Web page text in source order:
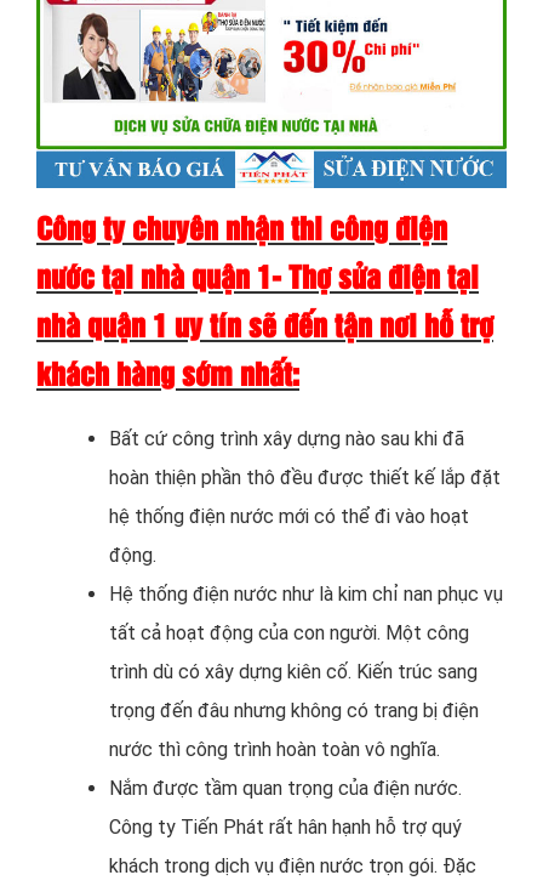
Công ty chuyên nhận thi công điện
nước tại nhà quận 1- Thợ sửa điện tại
nhà quận 1 uy tín sẽ đến tận nơi hỗ trợ
khách hàng sớm nhất:
Bất cứ công trình xây dựng nào sau khi đã
hoàn thiện phần thô đều được thiết kế lắp đặt
hệ thống điện nước mới có thể đi vào hoạt
động.
Hệ thống điện nước như là kim chỉ nan phục vụ
tất cả hoạt động của con người. Một công
trình dù có xây dựng kiên cố. Kiến trúc sang
trọng đến đâu nhưng không có trang bị điện
nước thì công trình hoàn toàn vô nghĩa.
Nắm được tầm quan trọng của điện nước.
Công ty Tiến Phát rất hân hạnh hỗ trợ quý
khách trong dịch vụ điện nước trọn gói. Đặc